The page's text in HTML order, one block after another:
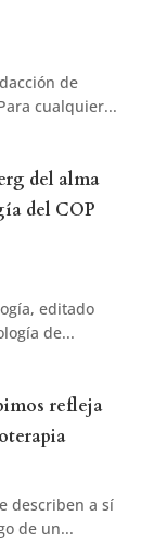
de
cualquier...
del alma
del COP
editado
de...
refleja
describen a sí
de un...